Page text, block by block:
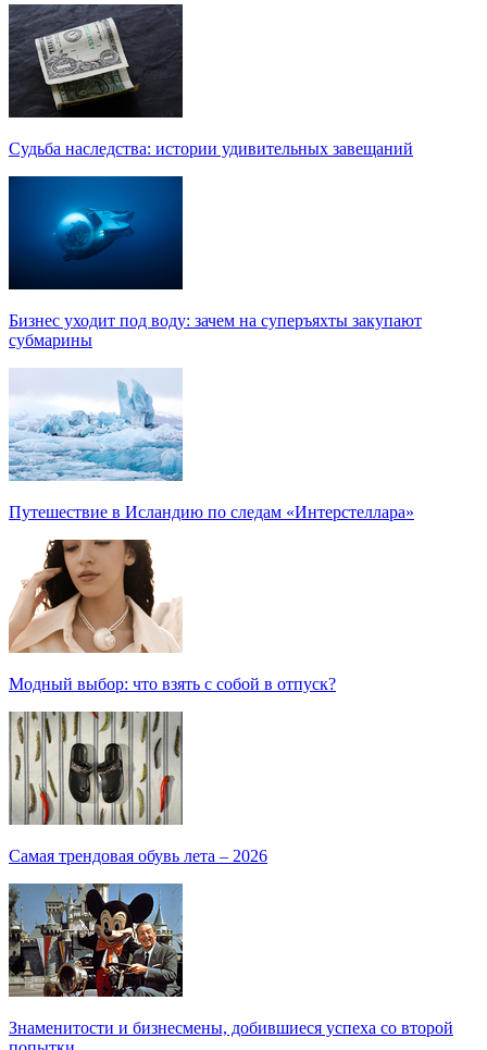
Судьба наследства: истории удивительных завещаний
Бизнес уходит под воду: зачем на суперъяхты закупают
субмарины
Путешествие в Исландию по следам «Интерстеллара»
Модный выбор: что взять с собой в отпуск?
Самая трендовая обувь лета – 2026
Знаменитости и бизнесмены, добившиеся успеха со второй